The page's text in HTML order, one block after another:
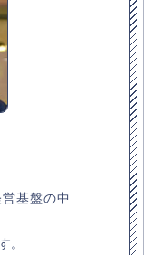
基盤の中